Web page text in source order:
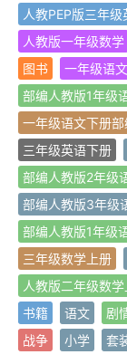
人教PEP版三年级
人教版一年级数学
图书
一年级语
部编人教版1年级
一年级语文下册
三年级英语下册
部编人教版2年级
部编人教版3年级
部编人教版1年级
三年级数学上册
人教版二年级数
书籍
语文 剧
战争
小学 套